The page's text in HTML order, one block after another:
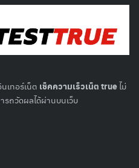
เทอร์เน็ต เช็คความเร็วเน็ต trueไม่
รถวัดผลได้ผ่านบนเว็บ